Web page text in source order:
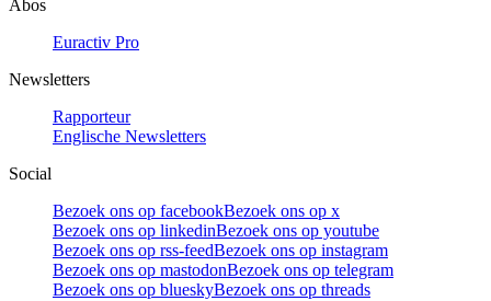
Abos
Euractiv Pro
Newsletters
Rapporteur
Englische Newsletters
Social
Bezoek ons op facebookBezoek ons op x
Bezoek ons op linkedinBezoek ons op youtube
Bezoek ons op rss-feedBezoek ons op instagram
Bezoek ons op mastodonBezoek ons op telegram
Bezoek ons op blueskyBezoek ons op threads